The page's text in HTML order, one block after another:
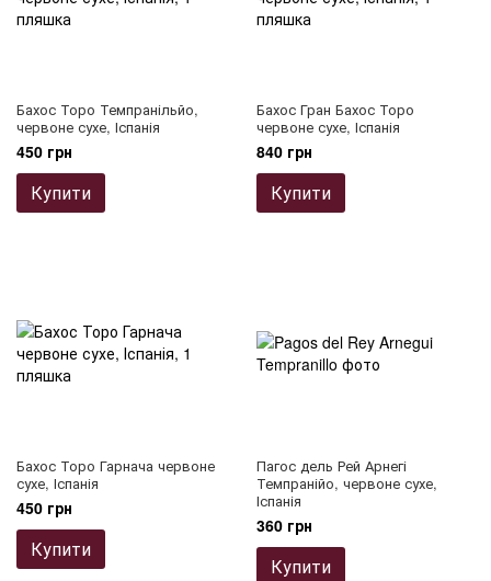
Бахос Торо Темпранільйо,
червоне сухе, Іспанія
450 грн
Купити
Бахос Гран Бахос Торо
червоне сухе, Іспанія
840 грн
Купити
Бахос Торо Гарнача червоне
сухе, Іспанія
450 грн
Купити
Пагос дель Рей Арнегі
Темпранійо, червоне сухе,
Іспанія
360 грн
Купити